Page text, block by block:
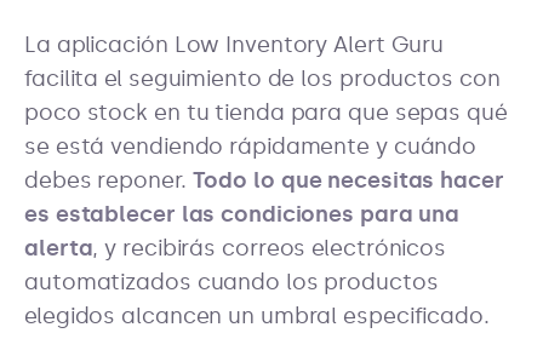
La aplicación Low Inventory Alert Guru
facilita el seguimiento de los productos con
poco stock en tu tienda para que sepas qué
se está vendiendo rápidamente y cuándo
debes reponer. Todo lo que necesitas hacer
es establecer las condiciones para una
alerta, y recibirás correos electrónicos
automatizados cuando los productos
elegidos alcancen un umbral especificado.